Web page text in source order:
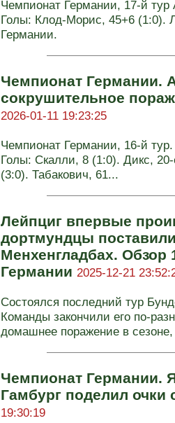
Чемпионат Германии, 17-й тур
Голы: Клод-Морис, 45+6 (1:0).
Германии.
Чемпионат Германии.
сокрушительное
2026-01-11 19:23:25
Чемпионат Германии, 16-й
Голы: Скалли, 8 (1:0). Дикс,
(3:0). Табакович, 61...
Лейпциг впервые
дортмундцы
Менхенгладбах. Обзор
Германии 2025-12-21
Состоялся последний тур
Команды закончили его по-
домашнее поражение в
Чемпионат Германии.
Гамбург поделил очки
19:30:19